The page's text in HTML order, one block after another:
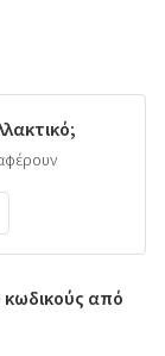
από